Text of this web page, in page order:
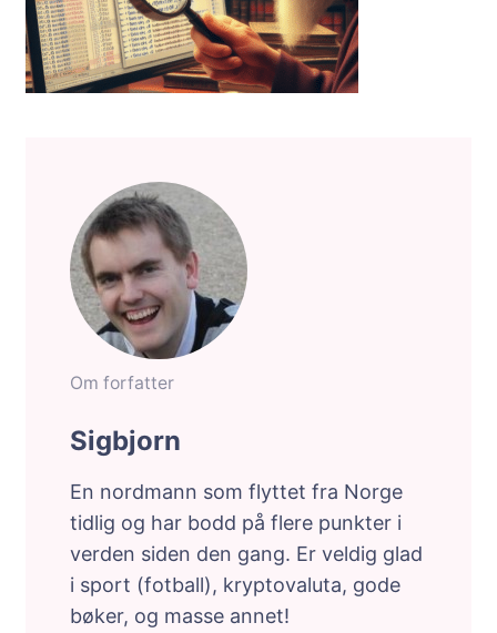
Om forfatter
Sigbjorn
En nordmann som flyttet fra Norge
tidlig og har bodd på flere punkter i
verden siden den gang. Er veldig glad
i sport (fotball), kryptovaluta, gode
bøker, og masse annet!